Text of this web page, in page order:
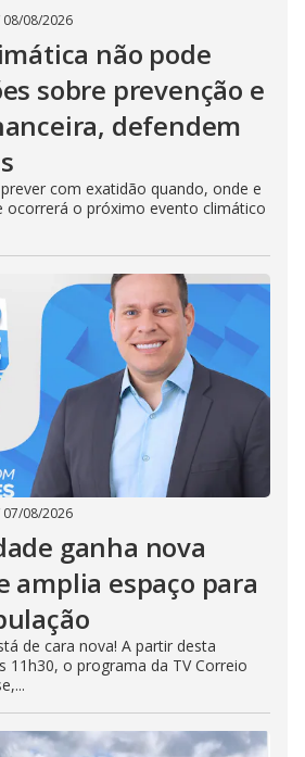
08/08/2026
não pode
sobre prevenção e
defendem
com exatidão quando, onde e
ocorrerá o próximo evento climático
07/08/2026
ganha nova
amplia espaço para
de cara nova! A partir desta
11h30, o programa da TV Correio